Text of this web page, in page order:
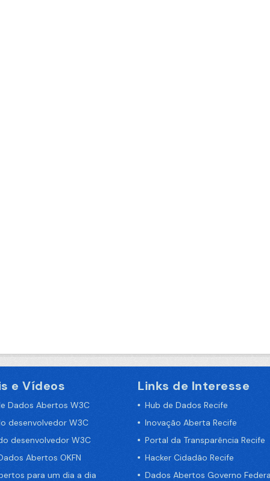
e Vídeos
Dados Abertos W3C
desenvolvedor W3C
desenvolvedor W3C
Abertos OKFN
para um dia a dia
Links de Interesse
Hub de Dados Recife
Inovação Aberta Recife
Portal da Transparência Recife
Hacker Cidadão Recife
Dados Abertos Governo